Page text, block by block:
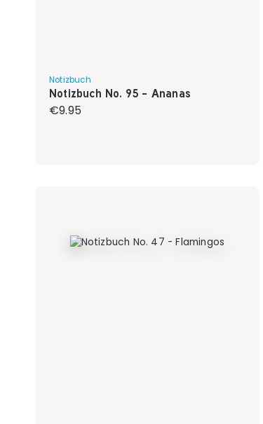
Notizbuch
Notizbuch No. 95 - Ananas
Regular price:
€9.95